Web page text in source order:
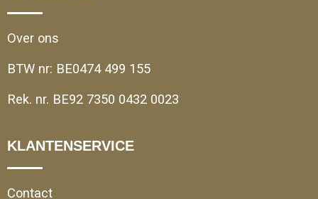
Over ons
BTW nr: BE0474 499 155
Rek. nr. BE92 7350 0432 0023
KLANTENSERVICE
Contact